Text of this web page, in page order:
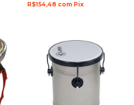
R$154,48 com Pix